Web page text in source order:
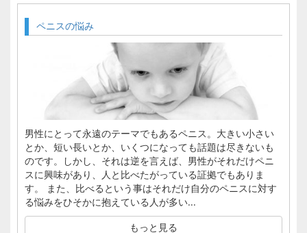
ペニスの悩み
男性にとって永遠のテーマでもあるペニス。大きい小さい
とか、短い長いとか、いくつになっても話題は尽きないも
のです。しかし、それは逆を言えば、男性がそれだけペニ
スに興味があり、人と比べたがっている証拠でもありま
す。 また、比べるという事はそれだけ自分のペニスに対す
る悩みをひそかに抱えている人が多い...
もっと見る